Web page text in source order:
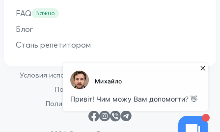
FAQ Важно
Блог
Стань репетитором
Условия использования
Политика конфиденциальности
Политика в отношении файлов cookie